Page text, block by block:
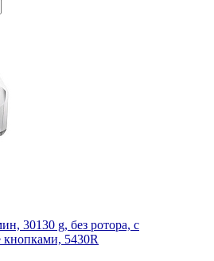
30130 g, без ротора, с
5430R